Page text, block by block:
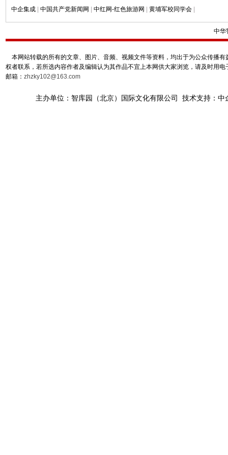
中企集成 中国共产党新闻网 中红网-红色旅游网 黄埔军校同学会
中华
本网站转载的所有的文章、图片、音频、视频文件等资料，均出于为公众传播
权者联系，若所选内容作者及编辑认为其作品不宜上本网供大家浏览，请及时用
邮箱： zhzky102@163.com
主办单位：智库园（北京）国际文化有限公司 技术支持：